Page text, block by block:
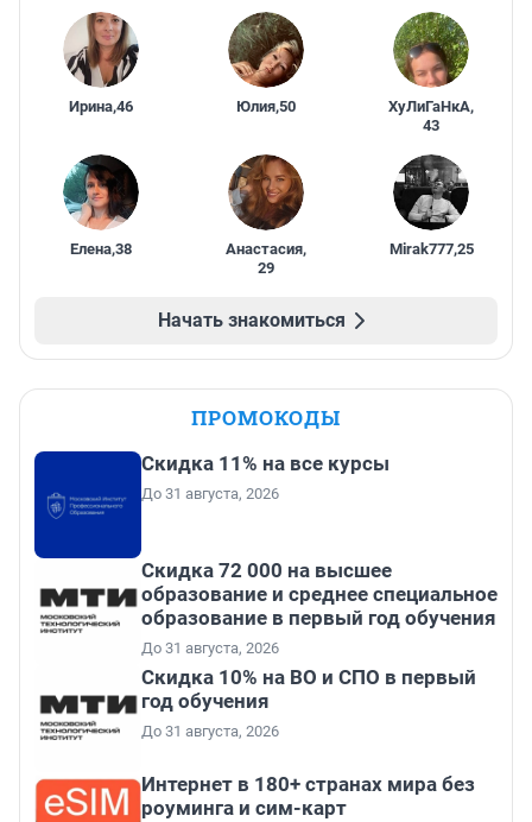
Ирина,46 Юлия,50 ХуЛиГаНкА,
43
Елена,38 Анастасия,
29
Mirak777,25
Начать знакомиться
ПРОМОКОДЫ
Скидка 11% на все курсы
До 31 августа, 2026
Скидка 72 000 на высшее
образование и среднее специальное
образование в первый год обучения
До 31 августа, 2026
Скидка 10% на ВО и СПО в первый
год обучения
До 31 августа, 2026
Интернет в 180+ странах мира без
роуминга и сим-карт